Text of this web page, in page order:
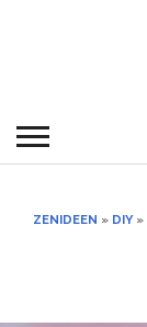
ZENIDEEN » DIY»